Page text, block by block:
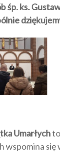
śp. ks.
Umarłych
wspomina